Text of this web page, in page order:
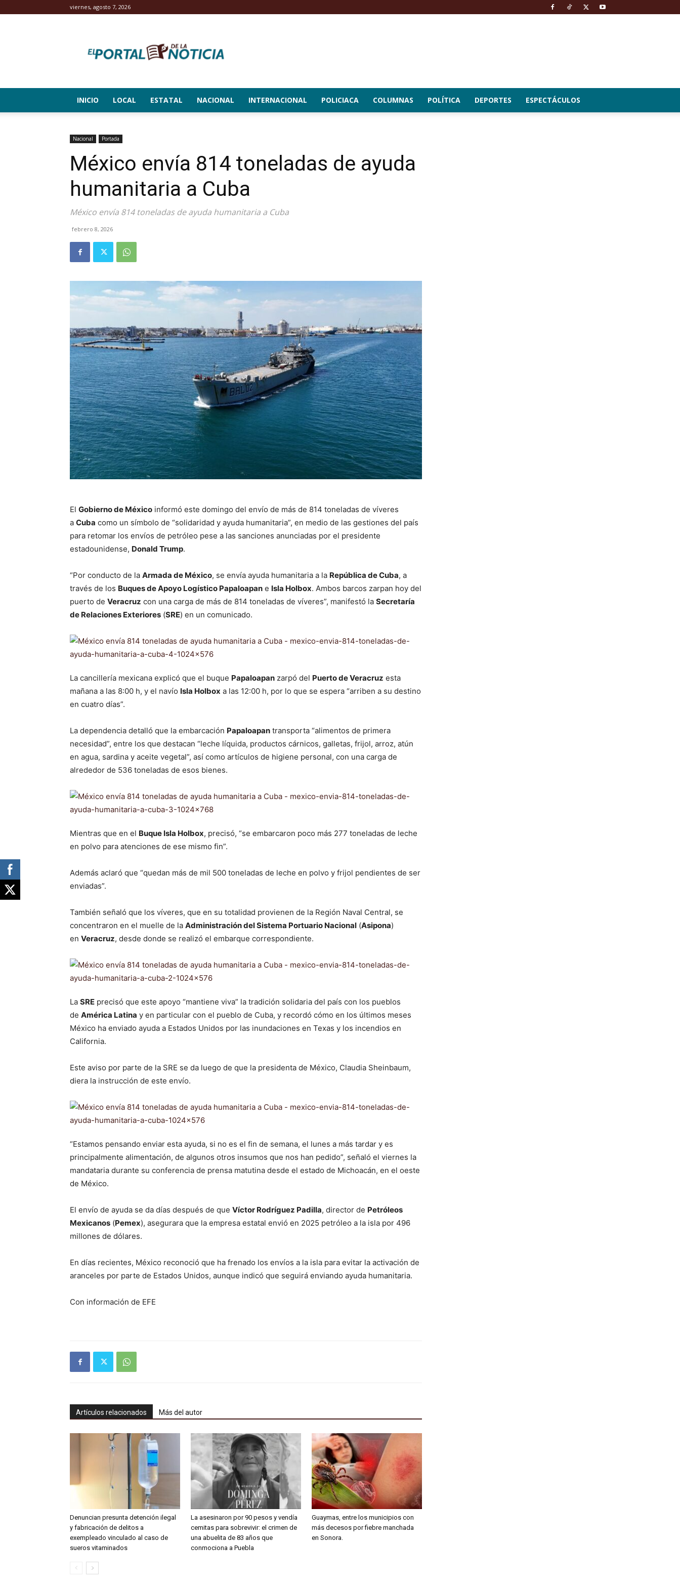
viernes, agosto 7, 2026
Portal
de
INICIO LOCAL ESTATAL NACIONAL INTERNACIONAL POLICIACA COLUMNAS POLÍTICA DEPORTES ESPECTÁCULOS
Nacional Portada
México envía 814 toneladas de ayuda
humanitaria a Cuba
México envía 814 toneladas de ayuda humanitaria a Cuba
febrero 8, 2026
El Gobierno de México informó este domingo del envío de más de 814 toneladas de víveres
a Cuba como un símbolo de “solidaridad y ayuda humanitaria”, en medio de las gestiones del país
para retomar los envíos de petróleo pese a las sanciones anunciadas por el presidente
estadounidense, Donald Trump.
“Por conducto de la Armada de México, se envía ayuda humanitaria a la República de Cuba, a
través de los Buques de Apoyo Logístico Papaloapan e Isla Holbox. Ambos barcos zarpan hoy del
puerto de Veracruz con una carga de más de 814 toneladas de víveres”, manifestó la Secretaría
de Relaciones Exteriores (SRE) en un comunicado.
La cancillería mexicana explicó que el buque Papaloapan zarpó del Puerto de Veracruz esta
mañana a las 8:00 h, y el navío Isla Holbox a las 12:00 h, por lo que se espera “arriben a su destino
en cuatro días”.
La dependencia detalló que la embarcación Papaloapan transporta “alimentos de primera
necesidad”, entre los que destacan “leche líquida, productos cárnicos, galletas, frijol, arroz, atún
en agua, sardina y aceite vegetal”, así como artículos de higiene personal, con una carga de
alrededor de 536 toneladas de esos bienes.
Mientras que en el Buque Isla Holbox, precisó, “se embarcaron poco más 277 toneladas de leche
en polvo para atenciones de ese mismo fin”.
Además aclaró que “quedan más de mil 500 toneladas de leche en polvo y frijol pendientes de ser
enviadas”.
También señaló que los víveres, que en su totalidad provienen de la Región Naval Central, se
concentraron en el muelle de la Administración del Sistema Portuario Nacional (Asipona)
en Veracruz, desde donde se realizó el embarque correspondiente.
La SRE precisó que este apoyo “mantiene viva” la tradición solidaria del país con los pueblos
de América Latina y en particular con el pueblo de Cuba, y recordó cómo en los últimos meses
México ha enviado ayuda a Estados Unidos por las inundaciones en Texas y los incendios en
California.
Este aviso por parte de la SRE se da luego de que la presidenta de México, Claudia Sheinbaum,
diera la instrucción de este envío.
“Estamos pensando enviar esta ayuda, si no es el fin de semana, el lunes a más tardar y es
principalmente alimentación, de algunos otros insumos que nos han pedido”, señaló el viernes la
mandataria durante su conferencia de prensa matutina desde el estado de Michoacán, en el oeste
de México.
El envío de ayuda se da días después de que Víctor Rodríguez Padilla, director de Petróleos
Mexicanos (Pemex), asegurara que la empresa estatal envió en 2025 petróleo a la isla por 496
millones de dólares.
En días recientes, México reconoció que ha frenado los envíos a la isla para evitar la activación de
aranceles por parte de Estados Unidos, aunque indicó que seguirá enviando ayuda humanitaria.
Con información de EFE
Artículos relacionados Más del autor
Denuncian presunta detención ilegal
y fabricación de delitos a
exempleado vinculado al caso de
sueros vitaminados
La asesinaron por 90 pesos y vendía
cemitas para sobrevivir: el crimen de
una abuelita de 83 años que
conmociona a Puebla
Guaymas, entre los municipios con
más decesos por fiebre manchada
en Sonora.